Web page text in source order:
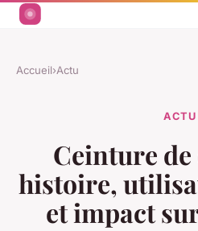
Accueil›Actu
ACTU
Ceinture de
histoire,
et impact